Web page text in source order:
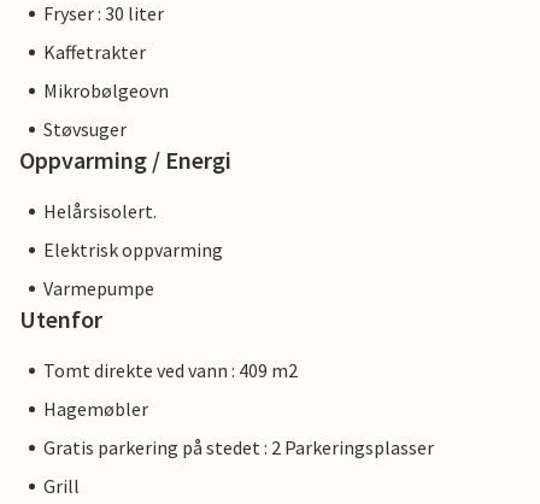
Fryser : 30 liter
Kaffetrakter
Mikrobølgeovn
Støvsuger
Oppvarming / Energi
Helårsisolert.
Elektrisk oppvarming
Varmepumpe
Utenfor
Tomt direkte ved vann : 409 m2
Hagemøbler
Gratis parkering på stedet : 2 Parkeringsplasser
Grill